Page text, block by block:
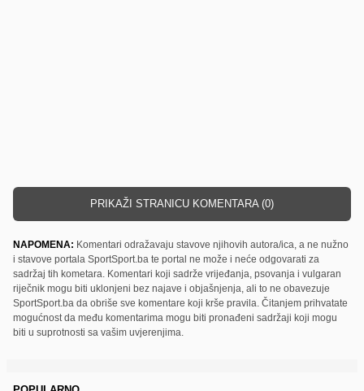
PRIKAŽI STRANICU KOMENTARA (0)
NAPOMENA: Komentari odražavaju stavove njihovih autora/ica, a ne nužno
i stavove portala SportSport.ba te portal ne može i neće odgovarati za
sadržaj tih kometara. Komentari koji sadrže vrijeđanja, psovanja i vulgaran
riječnik mogu biti uklonjeni bez najave i objašnjenja, ali to ne obavezuje
SportSport.ba da obriše sve komentare koji krše pravila. Čitanjem prihvatate
mogućnost da među komentarima mogu biti pronađeni sadržaji koji mogu
biti u suprotnosti sa vašim uvjerenjima.